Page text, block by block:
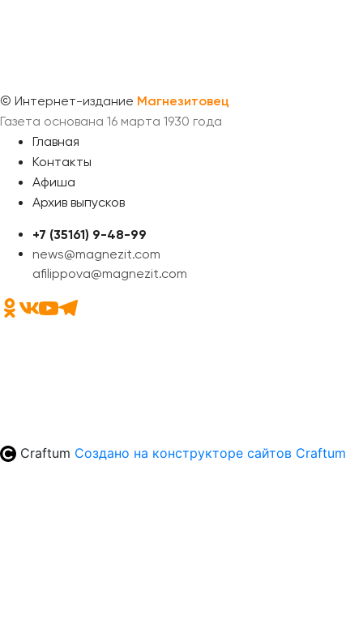
© Интернет-издание Магнезитовец
Газета основана 16 марта 1930 года
Главная
Контакты
Афиша
Архив выпусков
+7 (35161) 9-48-99
news@magnezit.com
afilippova@magnezit.com
Craftum Создано на конструкторе сайтов Craftum